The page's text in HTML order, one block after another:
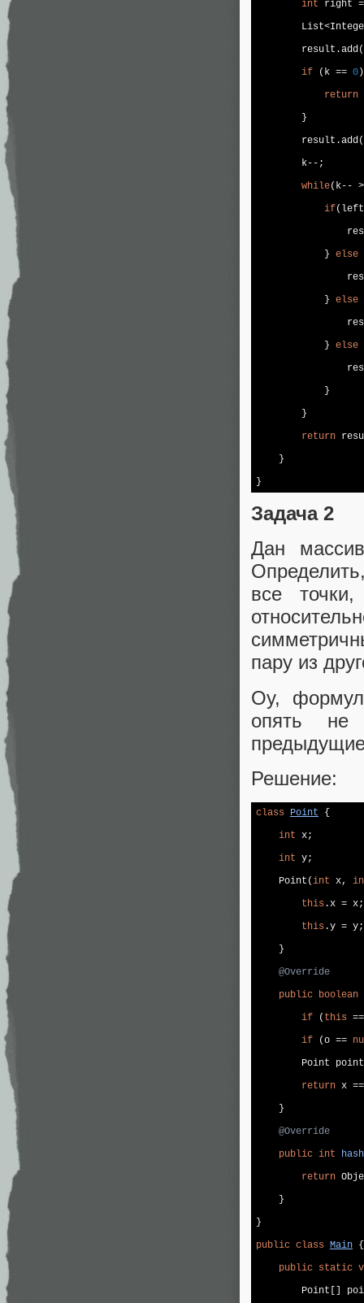
int right
if (k == 0
return
}
k--;
while(k--
if
} else
} else
} else
}
}
return
}
}
Задача 2
Дан
все
пару из
Оу,
опять не
Решение:
class Point
{
int x;
int y;
Point(int x,
this .x = x;
this .y = y;
}
@Override
public boolean
if ( this
if (o ==
Point point
return x
}
@Override
public int
return
}
}
public class Main {
public static
Point[]